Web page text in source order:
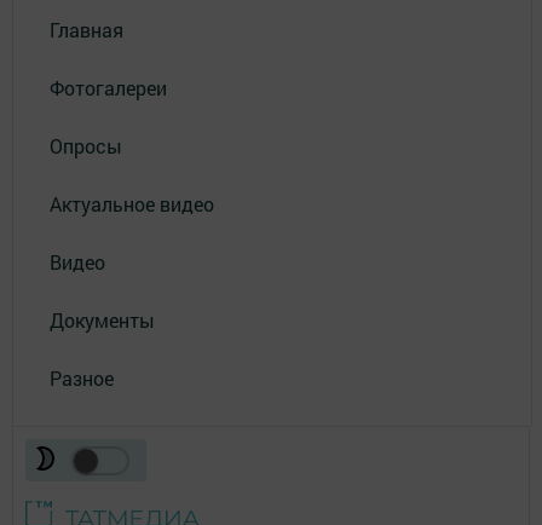
Главная
Фотогалереи
Опросы
Актуальное видео
Видео
Документы
Разное